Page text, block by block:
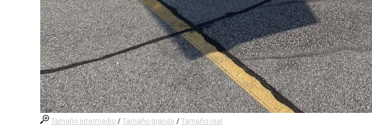
Tamaño intermedio /Tamaño grande /Tamaño real